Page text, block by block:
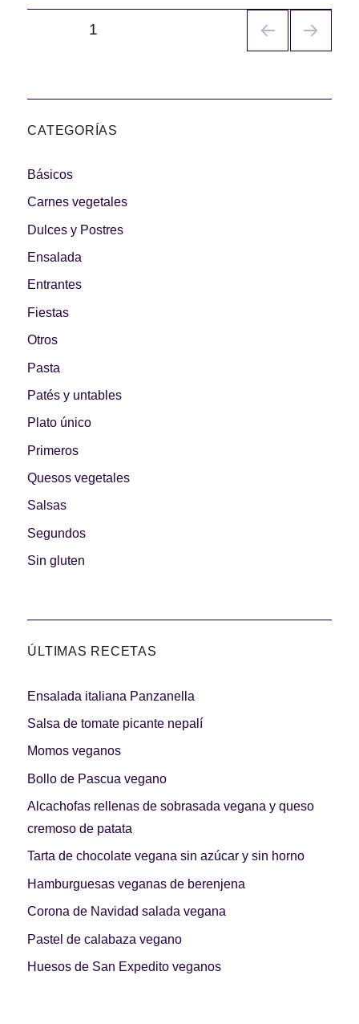
PÁGINA1
CATEGORÍAS
Básicos
Carnes vegetales
Dulces y Postres
Ensalada
Entrantes
Fiestas
Otros
Pasta
Patés y untables
Plato único
Primeros
Quesos vegetales
Salsas
Segundos
Sin gluten
ÚLTIMAS RECETAS
Ensalada italiana Panzanella
Salsa de tomate picante nepalí
Momos veganos
Bollo de Pascua vegano
Alcachofas rellenas de sobrasada vegana y queso
cremoso de patata
Tarta de chocolate vegana sin azúcar y sin horno
Hamburguesas veganas de berenjena
Corona de Navidad salada vegana
Pastel de calabaza vegano
Huesos de San Expedito veganos